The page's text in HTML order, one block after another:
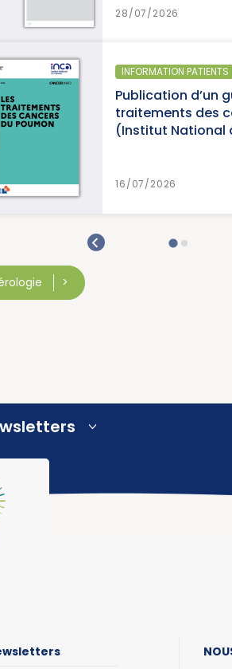
EN SAVOIR PLUS >
guide info patients : « Les
cancers du poumon »
du Cancer)
EN SAVOIR PLUS >